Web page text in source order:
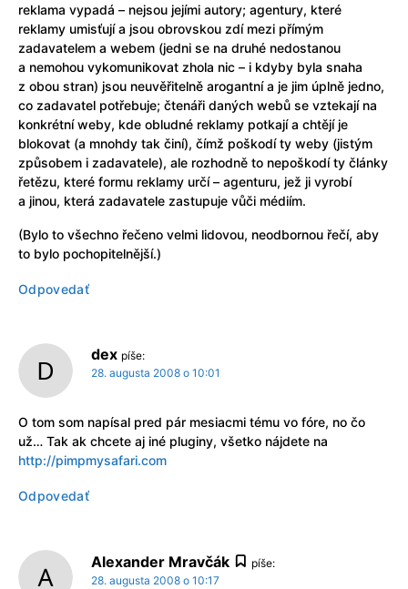
reklama vypadá – nejsou jejími autory; agentury, které
reklamy umisťují a jsou obrovskou zdí mezi přímým
zadavatelem a webem (jedni se na druhé nedostanou
a nemohou vykomunikovat zhola nic – i kdyby byla snaha
z obou stran) jsou neuvěřitelně arogantní a je jim úplně jedno,
co zadavatel potřebuje; čtenáři daných webů se vztekají na
konkrétní weby, kde obludné reklamy potkají a chtějí je
blokovat (a mnohdy tak činí), čímž poškodí ty weby (jistým
způsobem i zadavatele), ale rozhodně to nepoškodí ty články
řetězu, které formu reklamy určí – agenturu, jež ji vyrobí
a jinou, která zadavatele zastupuje vůči médiím.
(Bylo to všechno řečeno velmi lidovou, neodbornou řečí, aby
to bylo pochopitelnější.)
Odpovedať
dex píše:
28. augusta 2008 o 10:01
O tom som napísal pred pár mesiacmi tému vo fóre, no čo
už… Tak ak chcete aj iné pluginy, všetko nájdete na
http://pimpmysafari.com
Odpovedať
Alexander Mravčák
píše:
28. augusta 2008 o 10:17